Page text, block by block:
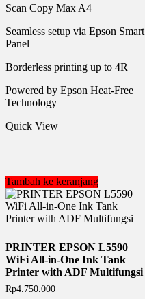
Scan Copy Max A4
Seamless setup via Epson Smart
Panel
Borderless printing up to 4R
Powered by Epson Heat-Free
Technology
Quick View
Tambah ke keranjang
PRINTER EPSON L5590
WiFi All-in-One Ink Tank
Printer with ADF Multifungsi
Rp4.750.000